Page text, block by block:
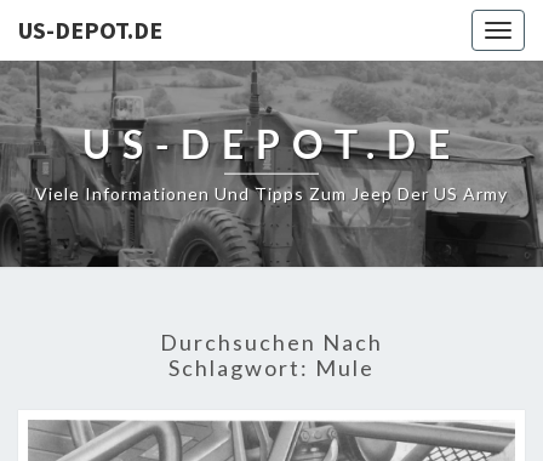
US-DEPOT.DE
US-DEPOT.DE
Viele Informationen Und Tipps Zum Jeep Der US Army
Durchsuchen Nach
Schlagwort: Mule